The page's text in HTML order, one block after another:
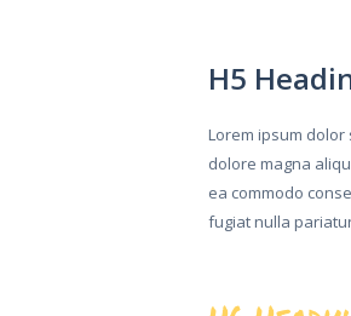
H5
Lorem ipsum
dolore magna
ea commodo
fugiat nulla